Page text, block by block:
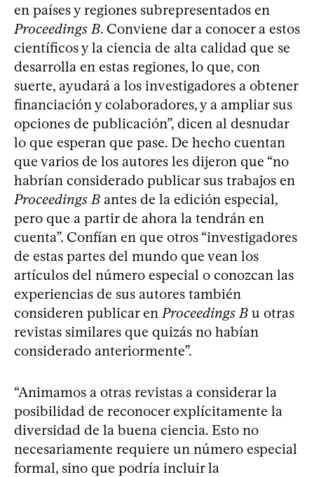
en países y regiones subrepresentados en
Proceedings B. Conviene dar a conocer a estos
científicos y la ciencia de alta calidad que se
desarrolla en estas regiones, lo que, con
suerte, ayudará a los investigadores a obtener
financiación y colaboradores, y a ampliar sus
opciones de publicación”, dicen al desnudar
lo que esperan que pase. De hecho cuentan
que varios de los autores les dijeron que “no
habrían considerado publicar sus trabajos en
Proceedings B antes de la edición especial,
pero que a partir de ahora la tendrán en
cuenta”. Confían en que otros “investigadores
de estas partes del mundo que vean los
artículos del número especial o conozcan las
experiencias de sus autores también
consideren publicar en Proceedings B u otras
revistas similares que quizás no habían
considerado anteriormente”.
“Animamos a otras revistas a considerar la
posibilidad de reconocer explícitamente la
diversidad de la buena ciencia. Esto no
necesariamente requiere un número especial
formal, sino que podría incluir la